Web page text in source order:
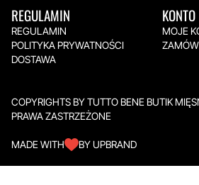
REGULAMIN
REGULAMIN
POLITYKA PRYWATNOŚCI
DOSTAWA
KONTO
MOJE
COPYRIGHTS BY TUTTO BENE BUTIK
PRAWA ZASTRZEŻONE
MADE WITH BY UPBRAND